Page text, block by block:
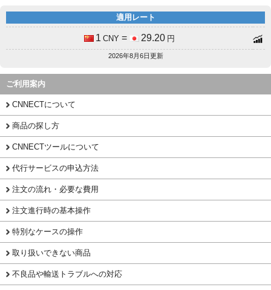
適用レート
1 CNY = 29.20 円
2026年8月6日更新
ご利用案内
CNNECTについて
商品の探し方
CNNECTツールについて
代行サービスの申込方法
注文の流れ・必要な費用
注文進行時の基本操作
特別なケースの操作
取り扱いできない商品
不良品や輸送トラブルへの対応